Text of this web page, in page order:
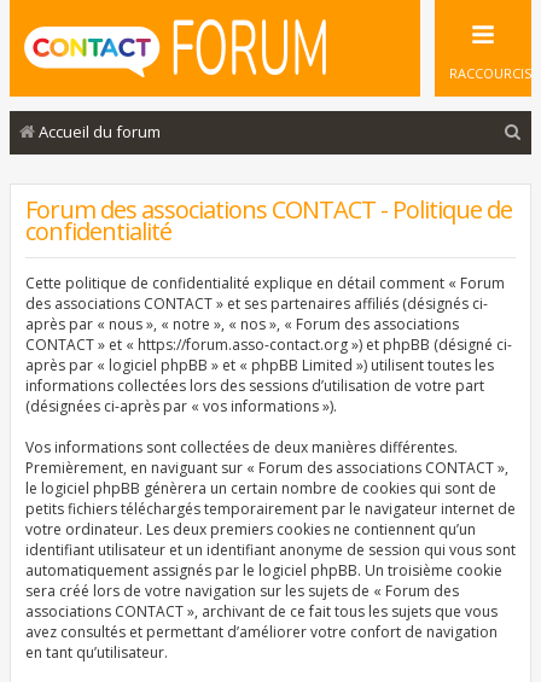
RACCOURCIS
Accueil du forum
Forum des associations CONTACT - Politique de
confidentialité
Cette politique de confidentialité explique en détail comment « Forum
des associations CONTACT » et ses partenaires affiliés (désignés ci-
après par « nous », « notre », « nos », « Forum des associations
CONTACT » et « https://forum.asso-contact.org ») et phpBB (désigné ci-
après par « logiciel phpBB » et « phpBB Limited ») utilisent toutes les
informations collectées lors des sessions d’utilisation de votre part
(désignées ci-après par « vos informations »).
Vos informations sont collectées de deux manières différentes.
Premièrement, en naviguant sur « Forum des associations CONTACT »,
le logiciel phpBB génèrera un certain nombre de cookies qui sont de
petits fichiers téléchargés temporairement par le navigateur internet de
votre ordinateur. Les deux premiers cookies ne contiennent qu’un
identifiant utilisateur et un identifiant anonyme de session qui vous sont
automatiquement assignés par le logiciel phpBB. Un troisième cookie
sera créé lors de votre navigation sur les sujets de « Forum des
associations CONTACT », archivant de ce fait tous les sujets que vous
avez consultés et permettant d’améliorer votre confort de navigation
en tant qu’utilisateur.